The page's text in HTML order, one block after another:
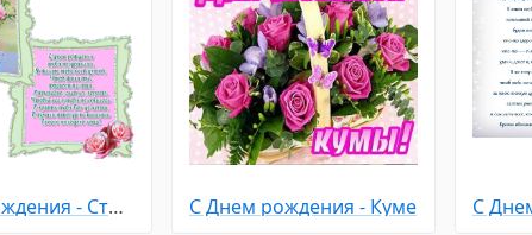
С Днем рождения - Стихи С Днем рождения - Куме